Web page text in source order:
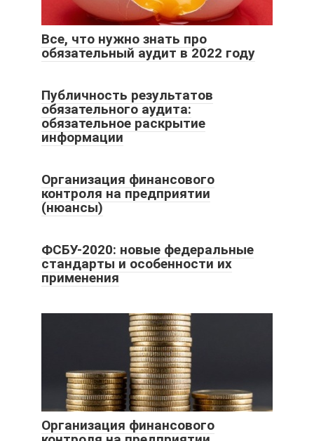
Все, что нужно знать про
обязательный аудит в 2022 году
Публичность результатов
обязательного аудита:
обязательное раскрытие
информации
Организация финансового
контроля на предприятии
(нюансы)
ФСБУ-2020: новые федеральные
стандарты и особенности их
применения
Организация финансового